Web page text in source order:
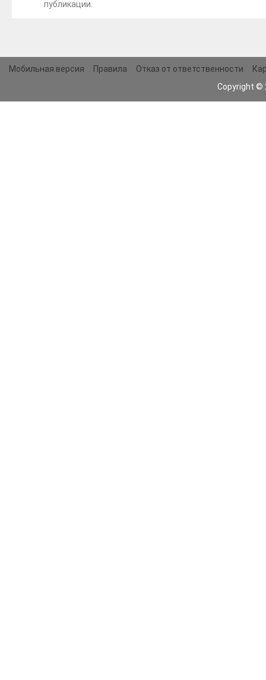
публикации.
Мобильная версия Правила Отказ от ответственности
Copyright ©